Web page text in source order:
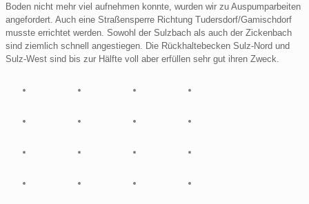
Boden nicht mehr viel aufnehmen konnte, wurden wir zu Auspumparbeiten
angefordert. Auch eine Straßensperre Richtung Tudersdorf/Gamischdorf
musste errichtet werden. Sowohl der Sulzbach als auch der Zickenbach
sind ziemlich schnell angestiegen. Die Rückhaltebecken Sulz-Nord und
Sulz-West sind bis zur Hälfte voll aber erfüllen sehr gut ihren Zweck.